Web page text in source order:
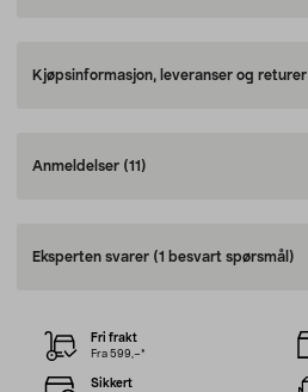
Kjøpsinformasjon, leveranser og returer
Anmeldelser (11)
Eksperten svarer (1 besvart spørsmål)
Fri frakt
Fra 599,–*
Sikkert